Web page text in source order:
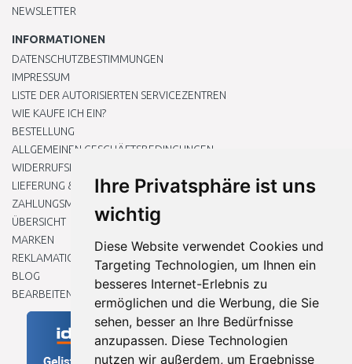
Ihre Privatsphäre ist uns
wichtig
Diese Website verwendet Cookies und
Targeting Technologien, um Ihnen ein
besseres Internet-Erlebnis zu
ermöglichen und die Werbung, die Sie
sehen, besser an Ihre Bedürfnisse
anzupassen. Diese Technologien
nutzen wir außerdem, um Ergebnisse
NEWSLETTER
INFORMATIONEN
DATENSCHUTZBESTIMMUNGEN
IMPRESSUM
LISTE DER AUTORISIERTEN SERVICEZENTREN
WIE KAUFE ICH EIN?
BESTELLUNG
ALLGEMEINEN GESCHÄFTSBEDINGUNGEN
WIDERRUFSRECHT
LIEFERUNG & ZAHLUNG
ZAHLUNGSMETHODEN
ÜBERSICHT
MARKEN
REKLAMATIONEN UND RETOUREN
BLOG
BEARBEITEN SIE MEINE COOKIE-EINSTELLUNGEN